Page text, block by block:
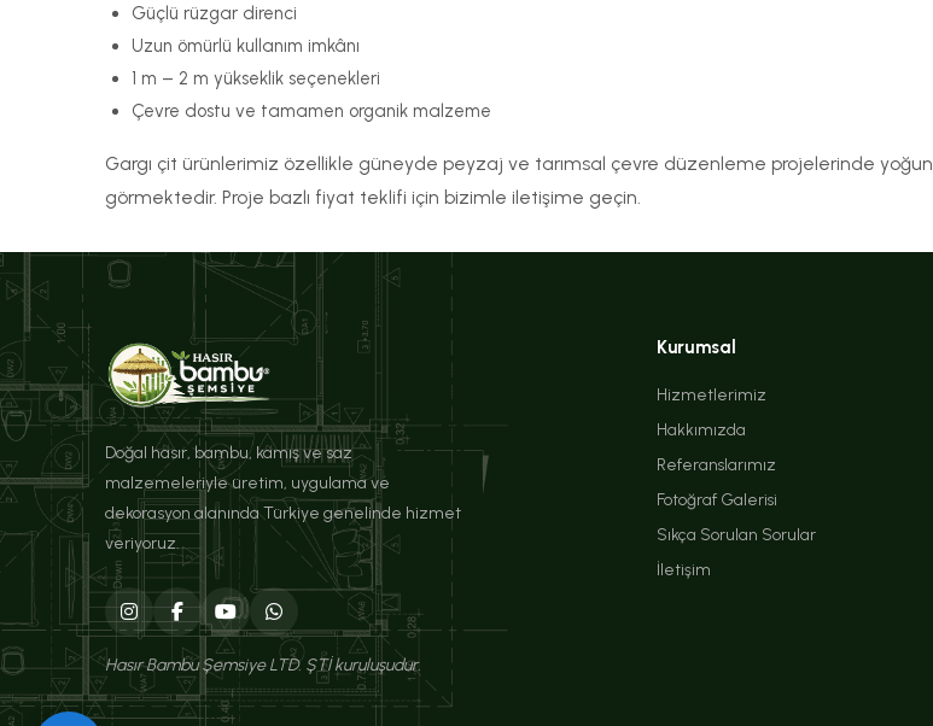
Güçlü rüzgar direnci
Uzun ömürlü kullanım imkânı
1 m – 2 m yükseklik seçenekleri
Çevre dostu ve tamamen organik malzeme
Gargı çit ürünlerimiz özellikle güneyde peyzaj ve tarımsal çevre düzenleme projelerinde
görmektedir. Proje bazlı fiyat teklifi için bizimle iletişime geçin.
Doğal hasır, bambu, kamış ve saz
malzemeleriyle üretim, uygulama ve
dekorasyon alanında Türkiye genelinde hizmet
veriyoruz.
Hasır Bambu Şemsiye LTD. ŞTİ kuruluşudur.
Kurumsal
Hizmetlerimiz
Hakkımızda
Referanslarımız
Fotoğraf Galerisi
Sıkça Sorulan Sorular
İletişim